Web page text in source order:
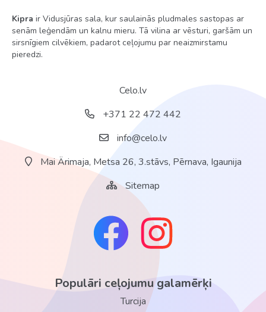
Kipra ir Vidusjūras sala, kur saulainās pludmales sastopas ar
senām leģendām un kalnu mieru. Tā vilina ar vēsturi, garšām un
sirsnīgiem cilvēkiem, padarot ceļojumu par neaizmirstamu
pieredzi.
Populāri ceļojumu galamērķi
Turcija
Celo.lv
+371 22 472 442
info@celo.lv
Mai Ärimaja, Metsa 26, 3.stāvs, Pērnava, Igaunija
Sitemap